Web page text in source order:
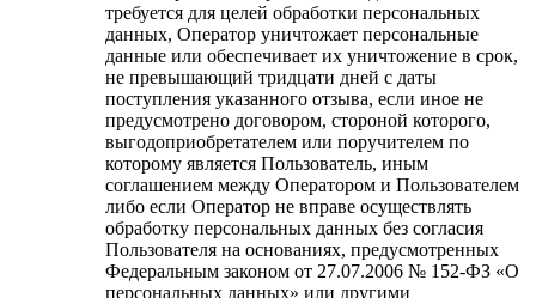
требуется для целей обработки персональных
данных, Оператор уничтожает персональные
данные или обеспечивает их уничтожение в срок,
не превышающий тридцати дней с даты
поступления указанного отзыва, если иное не
предусмотрено договором, стороной которого,
выгодоприобретателем или поручителем по
которому является Пользователь, иным
соглашением между Оператором и Пользователем
либо если Оператор не вправе осуществлять
обработку персональных данных без согласия
Пользователя на основаниях, предусмотренных
Федеральным законом от 27.07.2006 № 152-ФЗ «О
персональных данных» или другими